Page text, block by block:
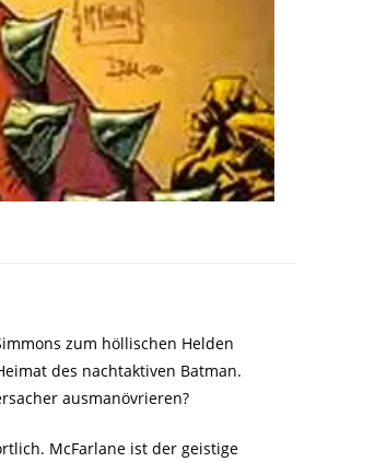
zum höllischen Helden
des nachtaktiven Batman.
ausmanövrieren?
McFarlane ist der geistige